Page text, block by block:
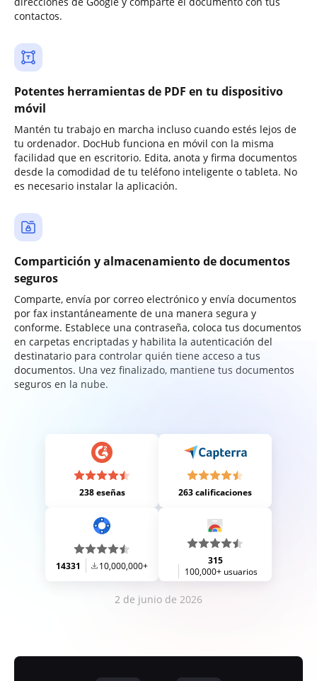
contactos.
Potentes herramientas de PDF en tu dispositivo
móvil
Mantén tu trabajo en marcha incluso cuando estés lejos de
tu ordenador. DocHub funciona en móvil con la misma
facilidad que en escritorio. Edita, anota y firma documentos
desde la comodidad de tu teléfono inteligente o tableta. No
es necesario instalar la aplicación.
Compartición y almacenamiento de documentos
seguros
Comparte, envía por correo electrónico y envía documentos
por fax instantáneamente de una manera segura y
conforme. Establece una contraseña, coloca tus documentos
en carpetas encriptadas y habilita la autenticación del
destinatario para controlar quién tiene acceso a tus
documentos. Una vez finalizado, mantiene tus documentos
seguros en la nube.
238 eseñas 263 calificaciones
14331 10,000,000+
315
100,000+ usuarios
2 de junio de 2026